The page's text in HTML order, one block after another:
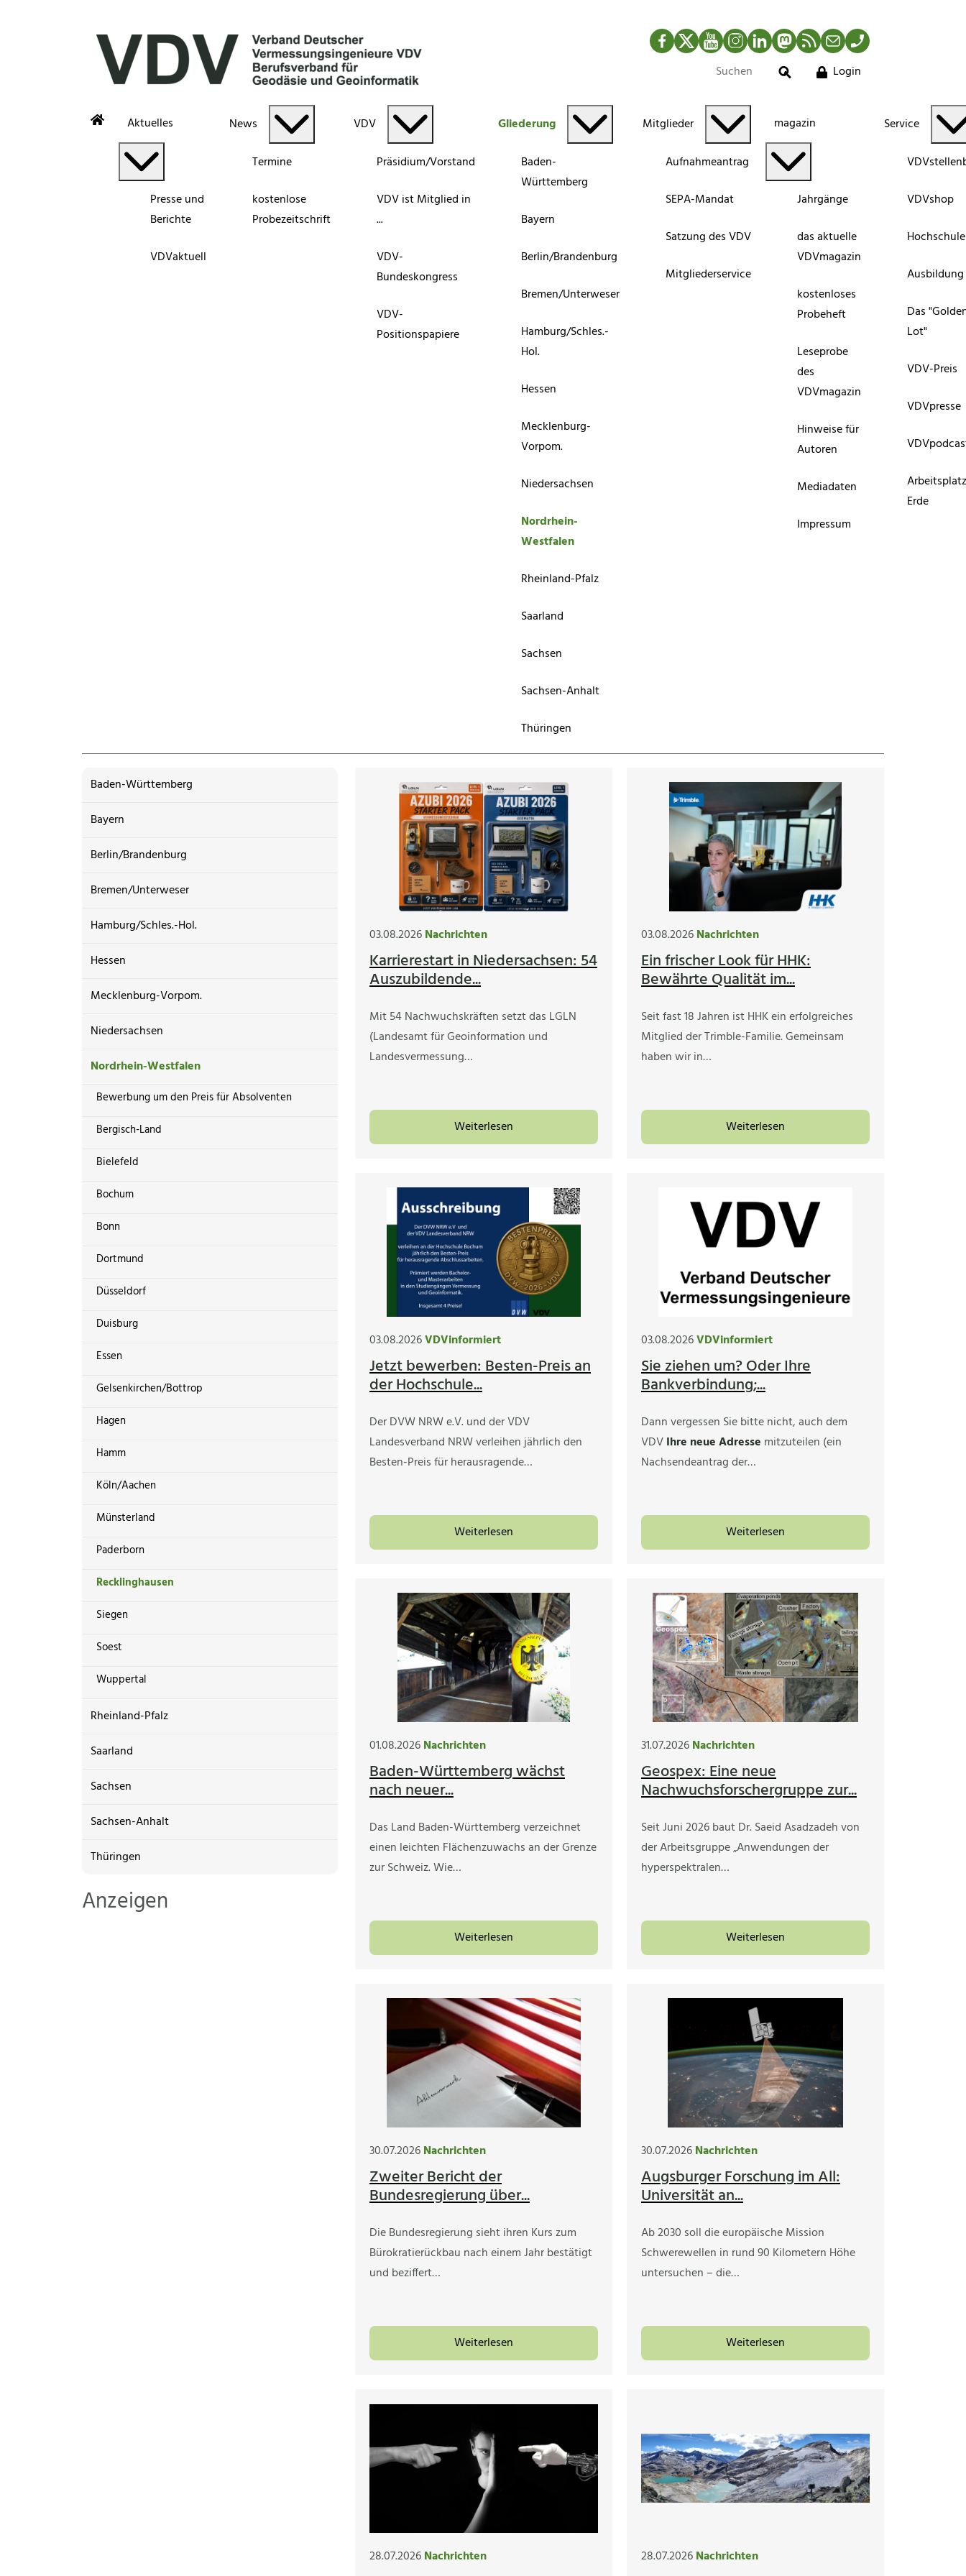
Facebook
TwitterYouTubeInstagram
LinkedInMastodonRSS-Newsfeed
MailTelefon
Suche
Login
Aktuelles
Presse und
Berichte
VDVaktuell
News
Termine
kostenlose
Probezeitschrift
VDV
Präsidium/Vorstand
VDV ist Mitglied in
...
VDV-
Bundeskongress
VDV-
Positionspapiere
Gliederung
Baden-
Württemberg
Bayern
Berlin/Brandenburg
Bremen/Unterweser
Hamburg/Schles.-
Hol.
Hessen
Mecklenburg-
Vorpom.
Niedersachsen
Nordrhein-
Westfalen
Rheinland-Pfalz
Saarland
Sachsen
Sachsen-Anhalt
Thüringen
Mitglieder
Aufnahmeantrag
SEPA-Mandat
Satzung des VDV
Mitgliederservice
magazin
Jahrgänge
das aktuelle
VDVmagazin
kostenloses
Probeheft
Leseprobe
des
VDVmagazin
Hinweise für
Autoren
Mediadaten
Impressum
Service
VDVshop
Ausbildung
Das
Lot"
VDV-Preis
VDVpresse
Erde
Baden-Württemberg
Bayern
Berlin/Brandenburg
Bremen/Unterweser
Hamburg/Schles.-Hol.
Hessen
Mecklenburg-Vorpom.
Niedersachsen
Nordrhein-Westfalen
Bewerbung um den Preis für Absolventen
Bergisch-Land
Bielefeld
Bochum
Bonn
Dortmund
Düsseldorf
Duisburg
Essen
Gelsenkirchen/Bottrop
Hagen
Hamm
Köln/Aachen
Münsterland
Paderborn
Recklinghausen
Siegen
Soest
Wuppertal
Rheinland-Pfalz
Saarland
Sachsen
Sachsen-Anhalt
Thüringen
Anzeigen
03.08.2026Nachrichten
Karrierestart in Niedersachsen: 54
Auszubildende...
Mit 54 Nachwuchskräften setzt das LGLN
(Landesamt für Geoinformation und
Landesvermessung…
Weiterlesen
03.08.2026Nachrichten
Ein frischer Look für HHK:
Bewährte Qualität im...
Seit fast 18 Jahren ist HHK ein erfolgreiches
Mitglied der Trimble-Familie. Gemeinsam
haben wir in…
Weiterlesen
03.08.2026VDVinformiert
Jetzt bewerben: Besten-Preis an
der Hochschule...
Der DVW NRW e.V. und der VDV
Landesverband NRW verleihen jährlich den
Besten-Preis für herausragende…
Weiterlesen
03.08.2026VDVinformiert
Sie ziehen um? Oder Ihre
Bankverbindung;...
Dann vergessen Sie bitte nicht, auch dem
VDVIhre neue Adresse mitzuteilen (ein
Nachsendeantrag der…
Weiterlesen
01.08.2026Nachrichten
Baden-Württemberg wächst
nach neuer...
Das Land Baden-Württemberg verzeichnet
einen leichten Flächenzuwachs an der Grenze
zur Schweiz. Wie…
Weiterlesen
31.07.2026Nachrichten
Geospex: Eine neue
Nachwuchsforschergruppe zur...
Seit Juni 2026 baut Dr. Saeid Asadzadeh von
der Arbeitsgruppe „Anwendungen der
hyperspektralen…
Weiterlesen
30.07.2026Nachrichten
Zweiter Bericht der
Bundesregierung über...
Die Bundesregierung sieht ihren Kurs zum
Bürokratierückbau nach einem Jahr bestätigt
und beziffert…
Weiterlesen
30.07.2026Nachrichten
Augsburger Forschung im All:
Universität an...
Ab 2030 soll die europäische Mission
Schwerewellen in rund 90 Kilometern Höhe
untersuchen – die…
Weiterlesen
28.07.2026Nachrichten 28.07.2026Nachrichten